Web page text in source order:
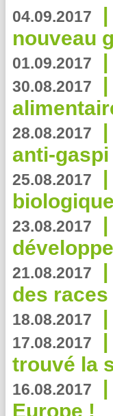
04.09.2017 |
nouveau
01.09.2017 |
30.08.2017 |
28.08.2017 |
anti-gaspi
25.08.2017 |
23.08.2017 |
21.08.2017 |
des
18.08.2017 |
17.08.2017 |
trouvé la
16.08.2017 |
Europe !